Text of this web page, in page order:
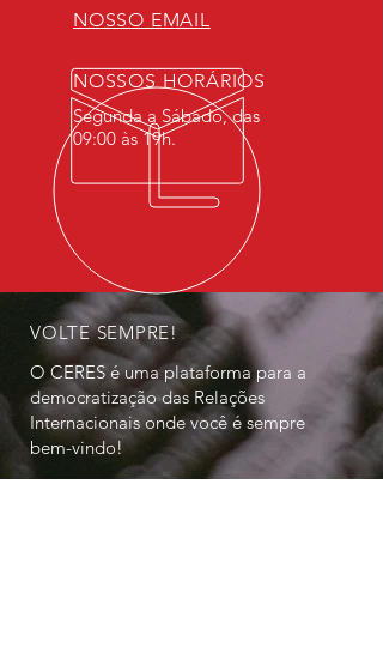
NOSSO EMAIL
NOSSOS HORÁRIOS
Segunda a Sábado, das
09:00 às 19h.
VOLTE SEMPRE!
O CERES é uma plataforma para a
democratização das Relações
Internacionais onde você é sempre
bem-vindo!